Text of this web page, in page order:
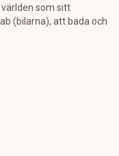
som sitt
(bilarna), att bada och